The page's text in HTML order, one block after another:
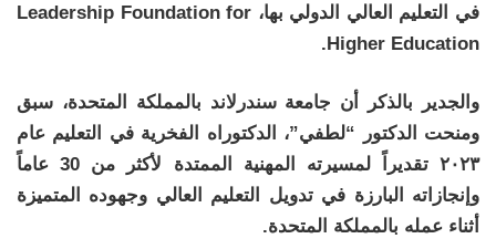
في التعليم العالي الدولي بها، Leadership Foundation for
Higher Education.
والجدير بالذكر أن جامعة سندرلاند بالمملكة المتحدة، سبق
ومنحت الدكتور “لطفي”، الدكتوراه الفخرية في التعليم عام
٢٠٢٣ تقديراً لمسيرته المهنية الممتدة لأكثر من 30 عاماً
وإنجازاته البارزة في تدويل التعليم العالي وجهوده المتميزة
أثناء عمله بالمملكة المتحدة.